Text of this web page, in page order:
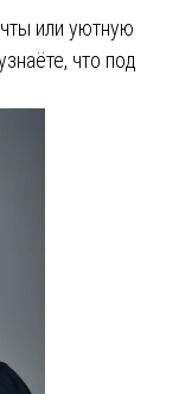
или уютную
что под